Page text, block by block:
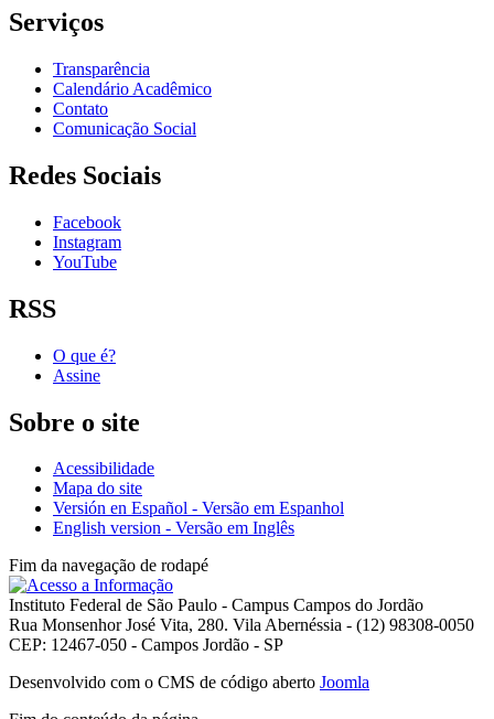
Serviços
Transparência
Calendário Acadêmico
Contato
Comunicação Social
Redes Sociais
Facebook
Instagram
YouTube
RSS
O que é?
Assine
Sobre o site
Acessibilidade
Mapa do site
Versión en Español - Versão em Espanhol
English version - Versão em Inglês
Fim da navegação de rodapé
Instituto Federal de São Paulo - Campus Campos do Jordão
Rua Monsenhor José Vita, 280. Vila Abernéssia - (12) 98308-0050
CEP: 12467-050 - Campos Jordão - SP
Desenvolvido com o CMS de código aberto Joomla